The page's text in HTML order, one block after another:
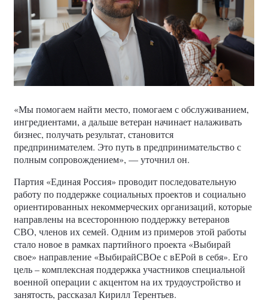
«Мы помогаем найти место, помогаем с обслуживанием,
ингредиентами, а дальше ветеран начинает налаживать
бизнес, получать результат, становится
предпринимателем. Это путь в предпринимательство с
полным сопровождением», — уточнил он.
Партия «Единая Россия» проводит последовательную
работу по поддержке социальных проектов и социально
ориентированных некоммерческих организаций, которые
направлены на всестороннюю поддержку ветеранов
СВО, членов их семей. Одним из примеров этой работы
стало новое в рамках партийного проекта «Выбирай
свое» направление «ВыбирайСВОе с вЕРой в себя». Его
цель – комплексная поддержка участников специальной
военной операции с акцентом на их трудоустройство и
занятость, рассказал Кирилл Терентьев.